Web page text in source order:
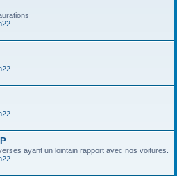
ayant un lointain rapport avec nos voitures.